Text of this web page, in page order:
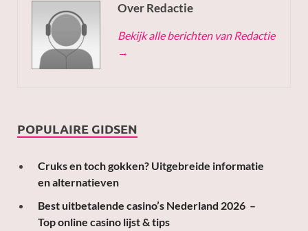
Over Redactie
Bekijk alle berichten van Redactie
→
POPULAIRE GIDSEN
Cruks en toch gokken? Uitgebreide informatie
en alternatieven
Best uitbetalende casino’s Nederland 2026 –
Top online casino lijst & tips